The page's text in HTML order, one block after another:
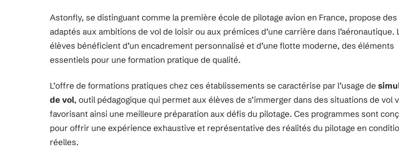
Astonfly, se distinguant comme la première école de pilotage avion en France, propose
adaptés aux ambitions de vol de loisir ou aux prémices d’une carrière dans l’aéronautique.
élèves bénéficient d’un encadrement personnalisé et d’une flotte moderne, des éléments
essentiels pour une formation pratique de qualité.
L’offre de formations pratiques chez ces établissements se caractérise par l’usage de
de vol, outil pédagogique qui permet aux élèves de s’immerger dans des situations de vol
favorisant ainsi une meilleure préparation aux défis du pilotage. Ces programmes sont
pour offrir une expérience exhaustive et représentative des réalités du pilotage en
réelles.